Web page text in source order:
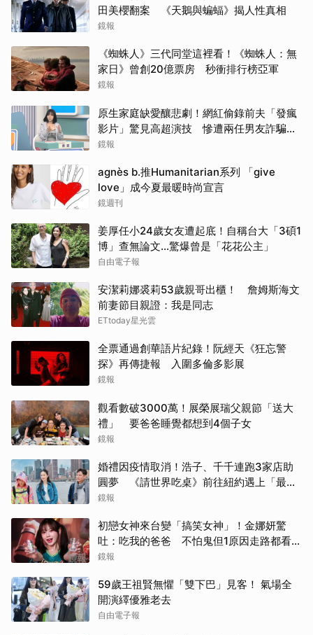
田美櫻翻案 《天鵝與蝙蝠》揭人性真相
鏡報
《蜘蛛人》三代同堂這裡看！《蜘蛛人：無
家日》曾創20億票房 秒衝排行榜亞軍
鏡報
原生家庭缺愛釀悲劇！網紅偷錄前夫「發瘋
影片」驚見高超演技 慘遭兩任男友詐騙
2000多萬
鏡報
agnès b.推Humanitarian系列 「give
love」成今夏最暖時尚宣言
鏡週刊
姜厚任小24歲女友遭起底！自稱台大「3碩1
博」查無論文…驚爆曾是「花花公主」
自由電子報
安潔莉娜裘莉53歲親哥出櫃！ 詹姆斯海文
前妻節目親證：我是同志
ETtoday星光雲
全票通過創華語片紀錄！阮經天《狂忘警
探》再傳捷報 入圍多倫多影展
鏡報
觀看數破3000萬！展榮展瑞父親節「送大
禮」 要爸爸睡覺都想到4個子女
鏡報
婚禮因疫情取消！浩子、千千連跑3家店助
圓夢 《請世界吃桌》前往紐約遇上「最多
限制」
鏡報
初戀女神來台變「搞笑女神」！金娜妍驚
吐：吃我的爸爸 不怕鬼但1原因走路都看地
上
鏡報
59歲王祖賢無懼「雙下巴」見客！ 氣場全
開演繹優雅老去
自由電子報